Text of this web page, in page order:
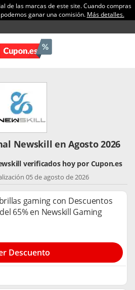
de las marcas de este site. Cuando compras
ganar una comisión. Más detalles.
Newskill en Agosto 2026
verificados hoy por Cupon.es
05 de agosto de 2026
gaming con Descuentos
65% en Newskill Gaming
Descuento